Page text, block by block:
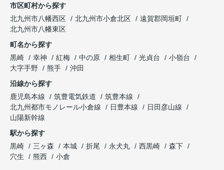
市区町村から探す
北九州市八幡西区
北九州市小倉北区
遠賀郡岡垣町
北九州市八幡東区
町名から探す
黒崎
幸神 紅梅 中の原 相生町 光貞台
小嶺台
大字手野
熊手
沖田
沿線から探す
鹿児島本線
筑豊電気鉄道
筑豊本線
北九州都市モノレール小倉線
日豊本線
日田彦山線
山陽新幹線
駅から探す
黒崎
三ヶ森 本城 折尾 永犬丸 西黒崎
森下
穴生
熊西 小倉